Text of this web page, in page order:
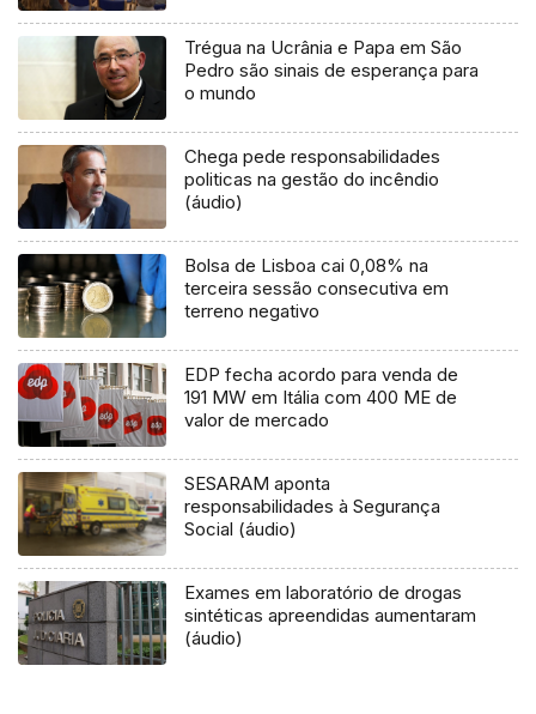
Trégua na Ucrânia e Papa em São
Pedro são sinais de esperança para
o mundo
Chega pede responsabilidades
politicas na gestão do incêndio
(áudio)
Bolsa de Lisboa cai 0,08% na
terceira sessão consecutiva em
terreno negativo
EDP fecha acordo para venda de
191 MW em Itália com 400 ME de
valor de mercado
SESARAM aponta
responsabilidades à Segurança
Social (áudio)
Exames em laboratório de drogas
sintéticas apreendidas aumentaram
(áudio)